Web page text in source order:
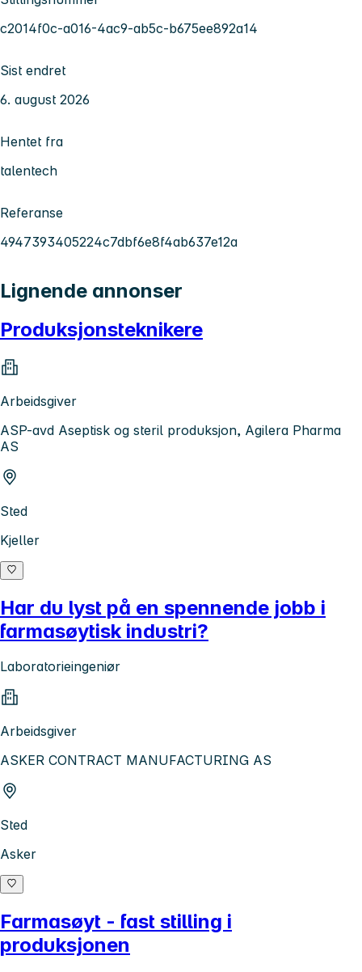
c2014f0c-a016-4ac9-ab5c-b675ee892a14
Sist endret
6. august 2026
Hentet fra
talentech
Referanse
4947393405224c7dbf6e8f4ab637e12a
Lignende annonser
Produksjonsteknikere
Arbeidsgiver
ASP-avd Aseptisk og steril produksjon, Agilera Pharma
AS
Sted
Kjeller
Har du lyst på en spennende jobb i
farmasøytisk industri?
Laboratorieingeniør
Arbeidsgiver
ASKER CONTRACT MANUFACTURING AS
Sted
Asker
Farmasøyt - fast stilling i
produksjonen